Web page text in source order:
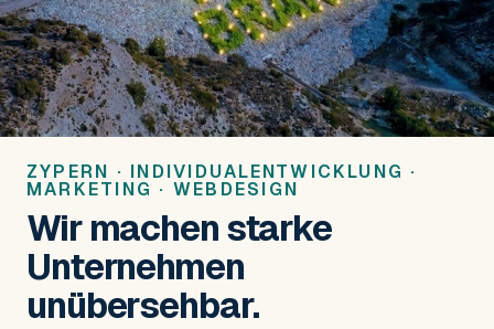
ZYPERN · INDIVIDUALENTWICKLUNG ·
MARKETING · WEBDESIGN
Wir machen starke
Unternehmen
unübersehbar.